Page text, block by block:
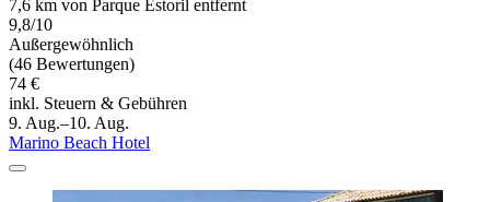
7,6 km von Parque Estoril entfernt
9,8/10
Außergewöhnlich
(46 Bewertungen)
74 €
inkl. Steuern & Gebühren
9. Aug.–10. Aug.
Marino Beach Hotel